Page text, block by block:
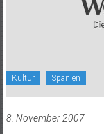
Kultur Spanien
8. November 2007